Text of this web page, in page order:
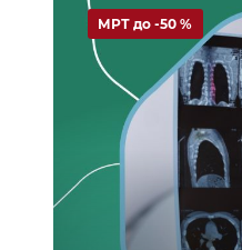
МРТ до -50 %